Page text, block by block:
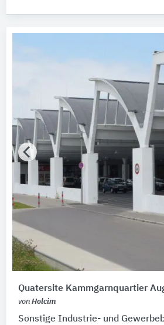
Quatersite Kammgarnquartier
von Holcim
Sonstige Industrie- und